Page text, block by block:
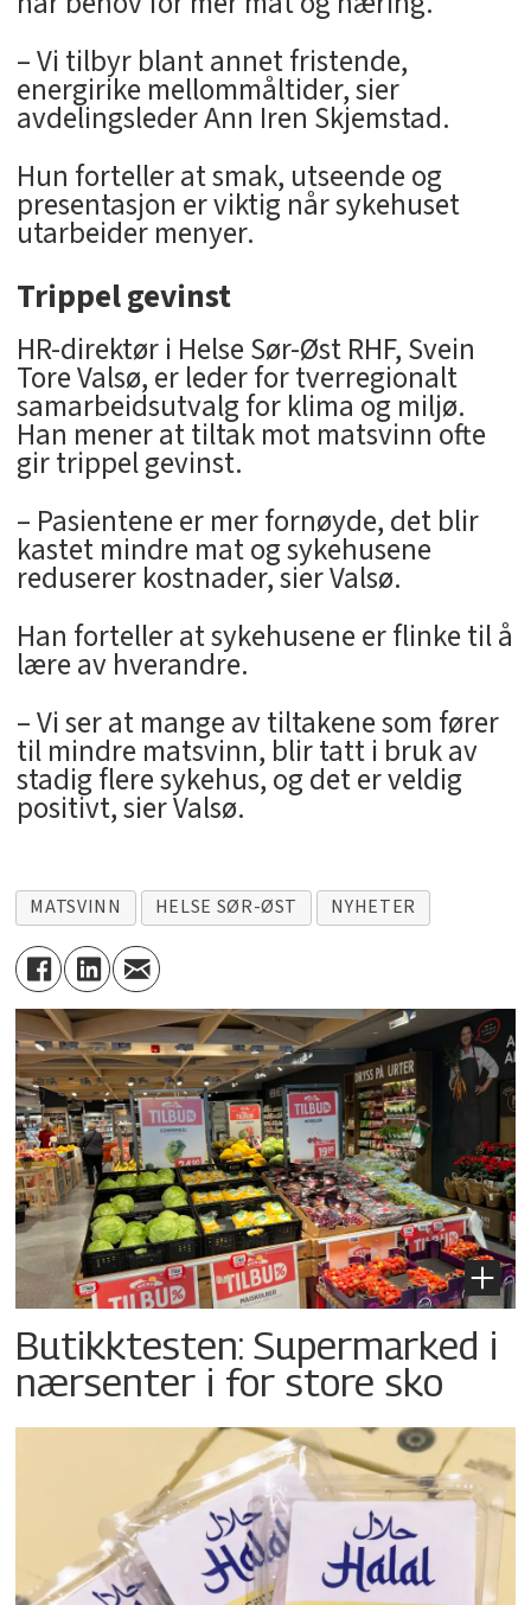
– Vi tilbyr blant annet fristende,
energirike mellommåltider, sier
avdelingsleder Ann Iren Skjemstad.
Hun forteller at smak, utseende og
presentasjon er viktig når sykehuset
utarbeider menyer.
Trippel gevinst
HR-direktør i Helse Sør-Øst RHF, Svein
Tore Valsø, er leder for tverregionalt
samarbeidsutvalg for klima og miljø.
Han mener at tiltak mot matsvinn ofte
gir trippel gevinst.
– Pasientene er mer fornøyde, det blir
kastet mindre mat og sykehusene
reduserer kostnader, sier Valsø.
Han forteller at sykehusene er flinke til å
lære av hverandre.
– Vi ser at mange av tiltakene som fører
til mindre matsvinn, blir tatt i bruk av
stadig flere sykehus, og det er veldig
positivt, sier Valsø.
MATSVINN HELSE SØR-ØST NYHETER
Butikktesten: Supermarked i
nærsenter i for store sko